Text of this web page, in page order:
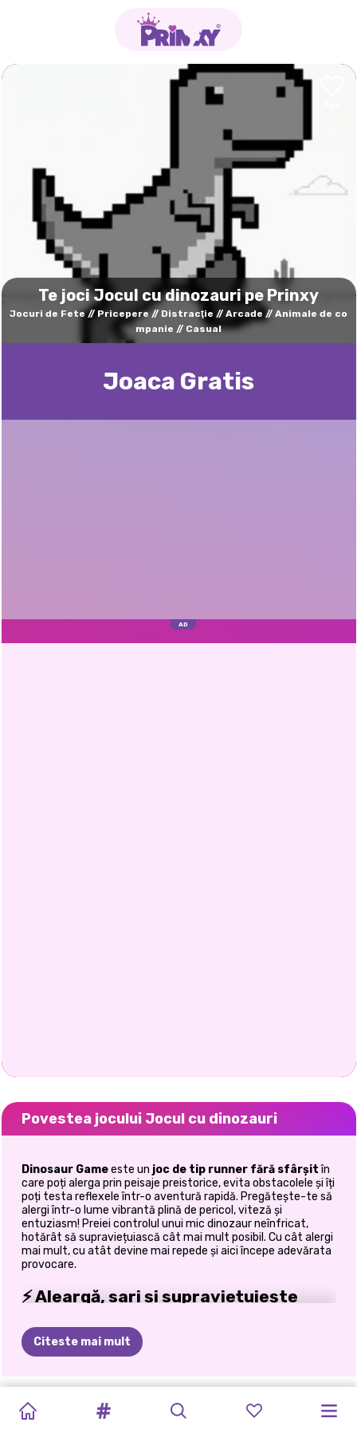
Te joci Jocul cu dinozauri pe Prinxy
Jocuri de Fete Pricepere Distracţie Arcade
Animale de co
mpanie
Casual
Joaca Gratis
Povestea jocului Jocul cu dinozauri
Dinosaur Gameeste un joc de tip runner fără sfârșitîn
care poți alerga prin peisaje preistorice, evita obstacolele și îți
poți testa reflexele într-o aventură rapidă. Pregătește-te să
alergi într-o lume vibrantă plină de pericol, viteză și
entuziasm! Preiei controlul unui mic dinozaur neînfricat,
hotărât să supraviețuiască cât mai mult posibil. Cu cât alergi
mai mult, cu atât devine mai repede și aici începe adevărata
provocare.
⚡ Aleargă, sari și supraviețuiește
Misiunea ta e simplă, dar nu ușoară.
Aleargă la nesfârșit prin teren preistoric
Reacționează rapid pe măsură ce viteza crește
Din experiență personală, lucrurile devin intense în momentul
Citeste mai mult
MEU
MAGNAT
ONLINE
CU
SIMULATOR
DE
FELIEI
ÎNGRIJIRII
SIMULATOR
DE
UN
BRAINROT
RUNWAY
STAR
TASTAȚI
BLOCK